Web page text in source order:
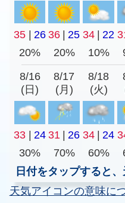
35 26 36 25 34 22
20%
20% 10%
8/16
(日)
8/17
(月)
8/18
(火)
33 24 31 26 34 24
30%
70% 60%
日付をタップすると
天気アイコンの意味に